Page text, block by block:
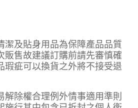
潔及貼身用品為保障產品品質
販售故建議訂購前請先審慎確
瑕疵可以換貨之外將不接受退
解除權合理例外情事適用準則